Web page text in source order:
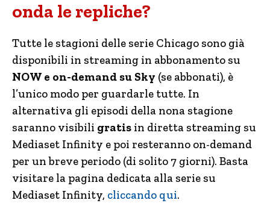
onda le repliche?
Tutte le stagioni delle serie Chicago sono già
disponibili in streaming in abbonamento su
NOW e on-demand su Sky (se abbonati), è
l’unico modo per guardarle tutte. In
alternativa gli episodi della nona stagione
saranno visibili gratis in diretta streaming su
Mediaset Infinity e poi resteranno on-demand
per un breve periodo (di solito 7 giorni). Basta
visitare la pagina dedicata alla serie su
Mediaset Infinity, cliccando qui.